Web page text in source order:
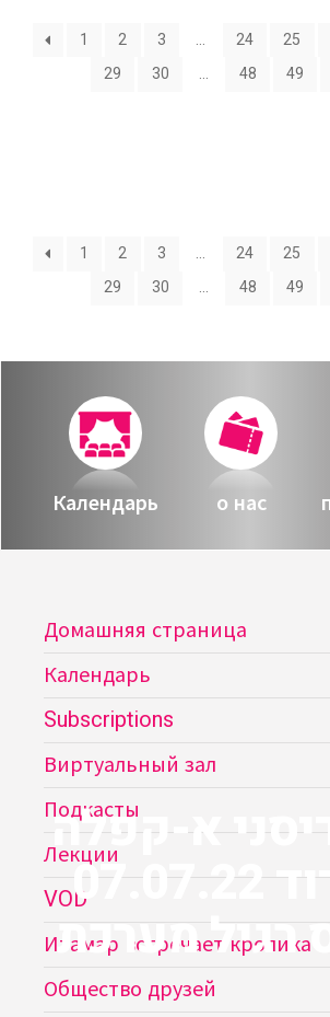
Календарь
Политика сайта
א-קפלה
אשדוד 07.07.22
רגיל מערכת
1 2 3 … 24 25
29
30 … 48 49
1 2 3 … 24 25
29
30 … 48 49
Календарь о нас
Домашняя страница
Календарь
Subscriptions
Виртуальный зал
Подкасты
Лекции
VOD
Итамар встречает кролика
Общество друзей